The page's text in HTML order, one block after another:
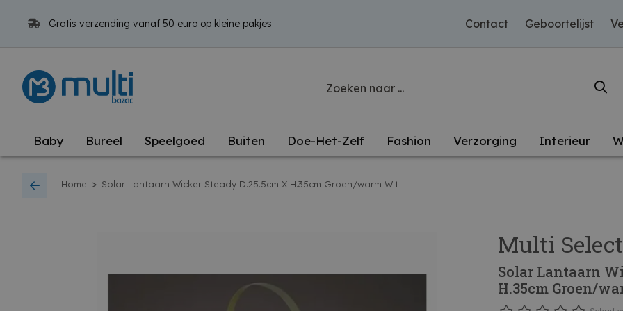
Gratis verzending vanaf 50 euro op kleine pakjes Contact Geboortelijst
Baby Bureel Speelgoed Buiten Doe-Het-Zelf Fashion Verzorging Interieur
Home > Solar Lantaarn Wicker Steady D.25.5cm X H.35cm Groen/warm Wit
Multi
Solar Lantaarn
H.35cm Groen/